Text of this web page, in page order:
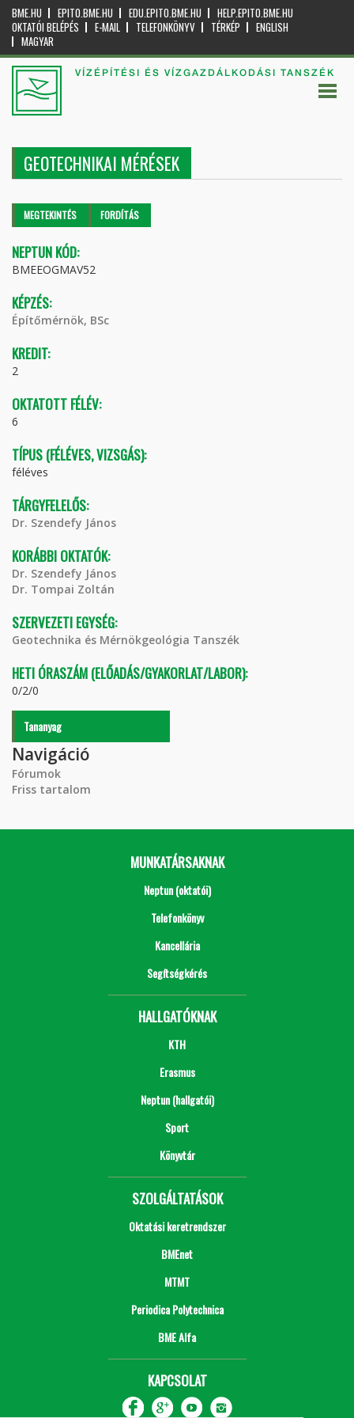
BME.HU EPITO.BME.HU EDU.EPITO.BME.HU
HELP.EPITO.BME.HU
OKTATÓI BELÉPÉS
E-MAIL TELEFONKÖNYV TÉRKÉP
ENGLISH
MAGYAR
VÍZÉPÍTÉSI ÉS VÍZGAZDÁLKODÁSI TANSZÉK
GEOTECHNIKAI MÉRÉSEK
Elsődleges fülek
MEGTEKINTÉS (AKTÍVFORDÍTÁS
NEPTUN KÓD:
BMEEOGMAV52
KÉPZÉS:
Építőmérnök, BSc
KREDIT:
2
OKTATOTT FÉLÉV:
6
TÍPUS (FÉLÉVES, VIZSGÁS):
féléves
TÁRGYFELELŐS:
Dr. Szendefy János
KORÁBBI OKTATÓK:
Dr. Szendefy János
Dr. Tompai Zoltán
SZERVEZETI EGYSÉG:
Geotechnika és Mérnökgeológia Tanszék
HETI ÓRASZÁM (ELŐADÁS/GYAKORLAT/LABOR):
0/2/0
Tananyag
Navigáció
Fórumok
Friss tartalom
MUNKATÁRSAKNAK
Neptun (oktatói)
Telefonkönyv
Kancellária
Segítségkérés
HALLGATÓKNAK
KTH
Erasmus
Neptun (hallgatói)
Sport
Könyvtár
SZOLGÁLTATÁSOK
Oktatási keretrendszer
BMEnet
MTMT
Periodica Polytechnica
BME Alfa
KAPCSOLAT